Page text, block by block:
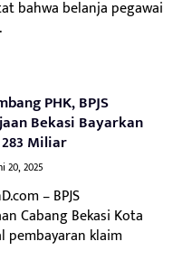
bahwa belanja pegawai
PHK, BPJS
Bekasi Bayarkan
Miliar
20, 2025
– BPJS
Cabang Bekasi Kota
pembayaran klaim